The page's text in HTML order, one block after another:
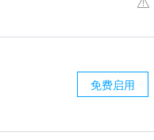
免费启用